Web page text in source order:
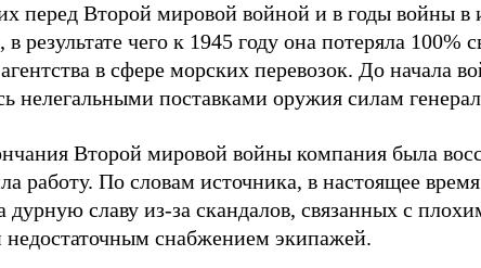
перед Второй мировой войной и в годы войны в
результате чего к 1945 году она потеряла 100%
в сфере морских перевозок. До начала
нелегальными поставками оружия силам
Второй мировой войны компания была
работу. По словам источника, в настоящее
дурную славу из-за скандалов, связанных с
недостаточным снабжением экипажей.